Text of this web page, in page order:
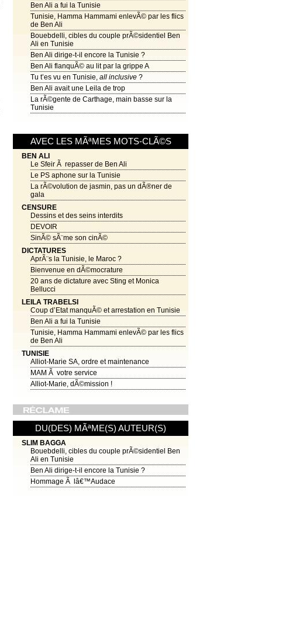
Ben Ali a fui la Tunisie
Tunisie, Hamma Hammami enlevÃ© par les flics
de Ben Ali
Bouebdelli, cibles du couple prÃ©sidentiel Ben
Ali en Tunisie
Ben Ali dirige-t-il encore la Tunisie ?
Ben Ali flanquÃ© au lit par la grippe A
Tu t’es vu en Tunisie, all inclusive ?
Ben Ali avait une Leila de trop
La rÃ©gente de Carthage, main basse sur la
Tunisie
AVEC LES MÃªMES MOTS-CLÃ©S
BEN ALI
Le Sfeir Ã repasser de Ben Ali
Le PS aphone sur la Tunisie
La rÃ©volution de jasmin, pas un dÃ®ner de
gala
CENSURE
Dessins et des seins interdits
DEVOIR
SinÃ© sÃ¨me son cinÃ©
DICTATURES
AprÃ¨s la Tunisie, le Maroc ?
Bienvenue en dÃ©mocrature
20 ans de dictature avec Sting et Monica
Bellucci
LEILA TRABELSI
Coup d’Etat manquÃ© et arrestation en Tunisie
Ben Ali a fui la Tunisie
Tunisie, Hamma Hammami enlevÃ© par les flics
de Ben Ali
TUNISIE
Alliot-Marie SA, ordre et maintenance
MAM Ã votre service
Alliot-Marie, dÃ©mission !
DU(DES) MÃªME(S) AUTEUR(S)
SLIM BAGGA
Bouebdelli, cibles du couple prÃ©sidentiel Ben
Ali en Tunisie
Ben Ali dirige-t-il encore la Tunisie ?
Hommage Ã lâ€™Audace